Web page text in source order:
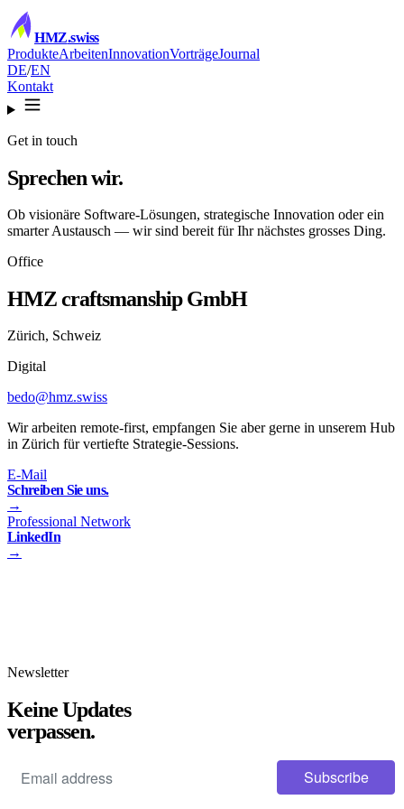
HMZ.swiss
ProdukteArbeitenInnovationVorträgeJournal
DE/EN
Kontakt
Get in touch
Sprechenwir.
Ob visionäre Software-Lösungen, strategische Innovation oder ein
smarter Austausch — wir sind bereit für Ihr nächstes grosses Ding.
Office
HMZ craftsmanship GmbH
Zürich, Schweiz
Digital
bedo@hmz.swiss
Wir arbeiten remote-first, empfangen Sie aber gerne in unserem Hub
in Zürich für vertiefte Strategie-Sessions.
E-Mail
Schreiben Sie uns.
→
Professional Network
LinkedIn
→
Newsletter
Keine Updates
verpassen.